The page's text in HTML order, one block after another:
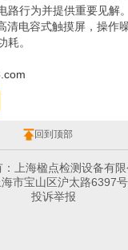
路行为并提供重要见解
清电容式触摸屏，操作
耗。
回到顶部
：上海楹点检测设备有限
市宝山区沪太路6397
投诉举报